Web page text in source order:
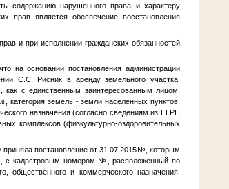
содержанию нарушенного права и характеру
прав является обеспечение восстановления
и при исполнении гражданских обязанностей
на основании постановления администрации
С.С. Рисник в аренду земельного участка,
с единственным заинтересованным лицом,
, категория земель - земли населенных пунктов,
назначения (согласно сведениям из ЕГРН
комплексов (физкультурно-оздоровительных
постановление от 31.07.2015№, которым
с кадастровым номером №
, расположенный по
общественного и коммерческого назначения,